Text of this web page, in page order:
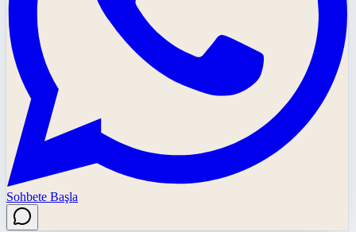
Sohbete Başla